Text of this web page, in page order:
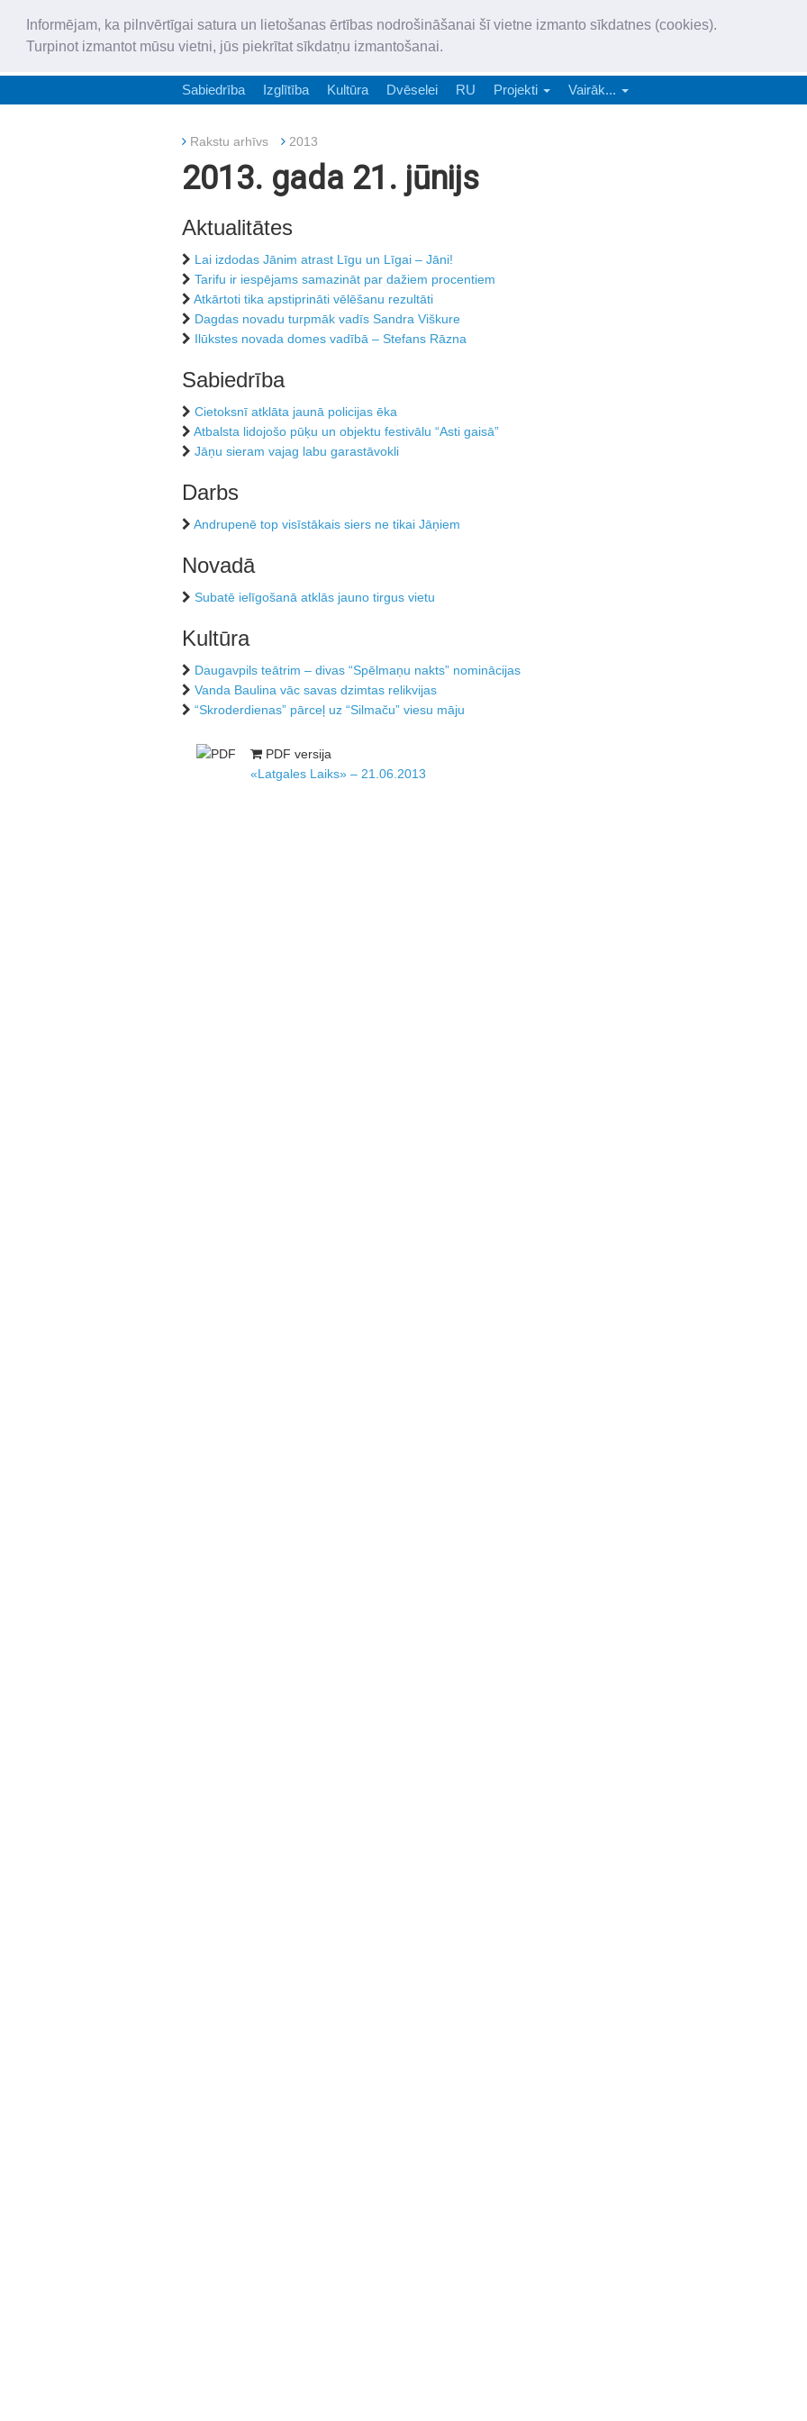
Informējam, ka pilnvērtīgai satura un lietošanas ērtības nodrošināšanai šī vietne izmanto sīkdatnes (cookies).
Turpinot izmantot mūsu vietni, jūs piekrītat sīkdatņu izmantošanai.
„Latgales Laiks” latviešu valodā aptver Daugavpils valstspilsētu,
Sabiedrība Izglītība Kultūra Dvēselei RU Projekti Vairāk...
Rakstu arhīvs 2013
2013. gada 21. jūnijs
Aktualitātes
Lai izdodas Jānim atrast Līgu un Līgai – Jāni!
Tarifu ir iespējams samazināt par dažiem procentiem
Atkārtoti tika apstiprināti vēlēšanu rezultāti
Dagdas novadu turpmāk vadīs Sandra Viškure
Ilūkstes novada domes vadībā – Stefans Rāzna
Sabiedrība
Cietoksnī atklāta jaunā policijas ēka
Atbalsta lidojošo pūķu un objektu festivālu “Asti gaisā”
Jāņu sieram vajag labu garastāvokli
Darbs
Andrupenē top visīstākais siers ne tikai Jāņiem
Novadā
Subatē ielīgošanā atklās jauno tirgus vietu
Kultūra
Daugavpils teātrim – divas “Spēlmaņu nakts” nominācijas
Vanda Baulina vāc savas dzimtas relikvijas
“Skroderdienas” pārceļ uz “Silmaču” viesu māju
PDF versija
«Latgales Laiks» – 21.06.2013